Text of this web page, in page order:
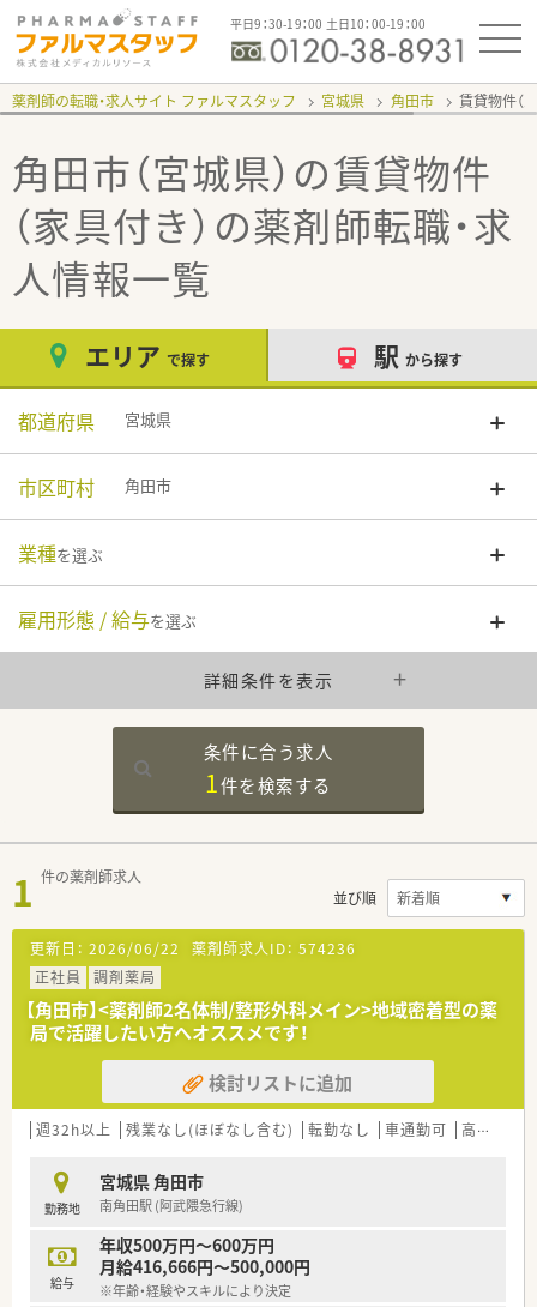
平日9：30-19：00 土日10：00-19：00
薬剤師の転職・求人サイト ファルマスタッフ 宮城県 角田市 賃貸物件（
角田市（宮城県）の賃貸物件
（家具付き） の薬剤師転職・求
人情報一覧
エリア で探す 駅 から探す
都道府県 宮城県
市区町村 角田市
業種を選ぶ
雇用形態 / 給与を選ぶ
詳細条件を表示
条件に合う求人
1件を検索する
1 件の薬剤師求人
並び順
更新日： 2026/06/22 薬剤師求人ID： 574236
正社員
調剤薬局
【角田市】<薬剤師2名体制/整形外科メイン>地域密着型の薬
局で活躍したい方へオススメです！
検討リストに追加
週32h以上 残業なし(ほぼなし含む) 転勤なし 車通勤可 高給与(600万円以上)
勤務地
宮城県 角田市
南角田駅 (阿武隈急行線)
給与
年収500万円～600万円
月給416,666円～500,000円
※年齢・経験やスキルにより決定